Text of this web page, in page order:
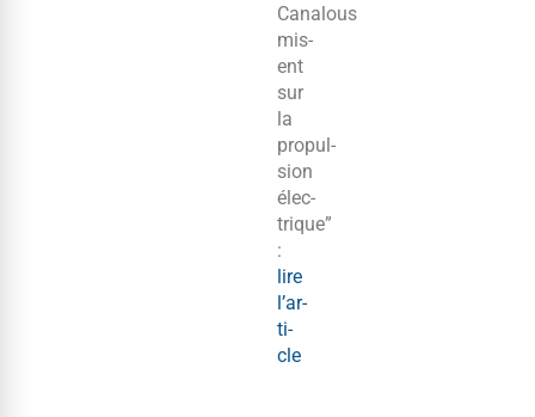
Canalous
mis­
ent
sur
la
propul­
sion
élec­
trique”
:
lire
l’ar­
ti­
cle